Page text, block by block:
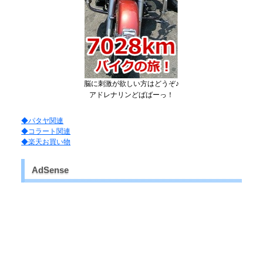
脳に刺激が欲しい方はどうぞ♪
アドレナリンどばばーっ！
◆パタヤ関連
◆コラート関連
◆楽天お買い物
AdSense